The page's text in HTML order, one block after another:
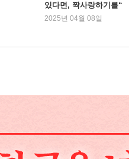
있다면, 짝사랑하기를“
2025년 04월 08일